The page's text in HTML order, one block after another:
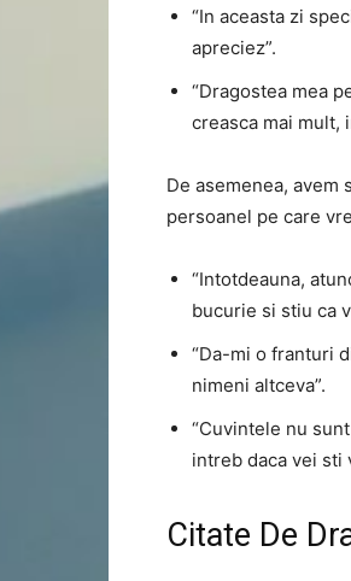
“In aceasta zi
apreciez”.
“Dragostea mea
creasca mai mult,
De asemenea, avem
persoanel pe care
“Intotdeauna,
bucurie si stiu ca
“Da-mi o franturi
nimeni altceva”.
“Cuvintele nu
intreb daca vei sti
Citate De